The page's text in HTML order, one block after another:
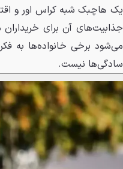
یک هاچبک شبه کراس اور و
جذابیت‌های آن برای
سادگی‌ها نیست.